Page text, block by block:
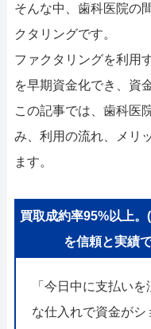
そんな中、歯科医院の
クタリングです。
ファクタリングを利用
を早期資金化でき、資
この記事では、歯科医
み、利用の流れ、メリ
ます。
買取成約率95%以上
を信頼と実績
「今日中に支払い
な仕入れで資金が